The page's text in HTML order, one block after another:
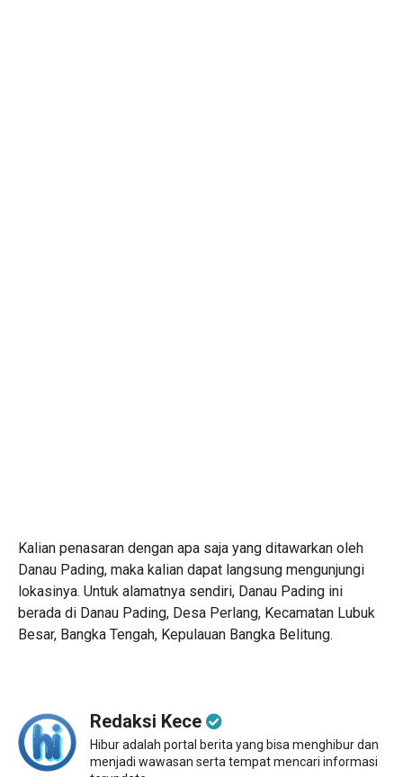
Kalian penasaran dengan apa saja yang ditawarkan oleh
Danau Pading, maka kalian dapat langsung mengunjungi
lokasinya. Untuk alamatnya sendiri, Danau Pading ini
berada di Danau Pading, Desa Perlang, Kecamatan Lubuk
Besar, Bangka Tengah, Kepulauan Bangka Belitung.
Redaksi Kece
Hibur adalah portal berita yang bisa menghibur dan
menjadi wawasan serta tempat mencari informasi